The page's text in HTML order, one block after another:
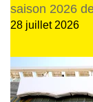
saison 2026
28 juillet 2026